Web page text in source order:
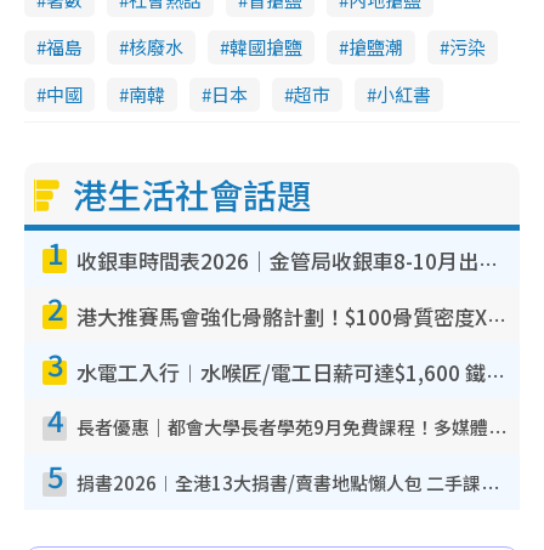
福島
核廢水 韓國搶鹽 搶鹽潮
污染
中國
南韓 日本 超市 小紅書
港生活社會話題
1 收銀車時間表2026｜金管局收銀車8-10月出沒地點+時間！無須手續費！硬幣免費轉現鈔或增值至八達通
2 港大推賽馬會強化骨骼計劃！$100骨質密度X光檢查 完成免費運動訓練送超市禮券！附參加資格
3 水電工入行︱水喉匠/電工日薪可達$1,600 鐵飯碗職業難被AI取代！附薪酬參考＋入行考牌途徑
4 長者優惠｜都會大學長者學苑9月免費課程！多媒體/微電影創作/網絡安全 附報名方法教學
5 捐書2026︱全港13大捐書/賣書地點懶人包 二手課本最高$150＋舊書換免費咖啡/戲票